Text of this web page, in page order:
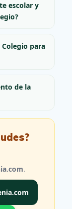
escolar y
para
de la
.